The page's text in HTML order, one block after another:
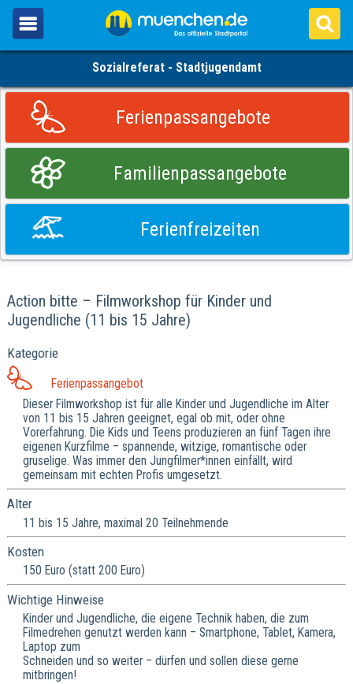
Sozialreferat - Stadtjugendamt
Ferienpassangebote
Familienpassangebote
Ferienfreizeiten
Action bitte – Filmworkshop für Kinder und
Jugendliche (11 bis 15 Jahre)
Kategorie
Ferienpassangebot
Dieser Filmworkshop ist für alle Kinder und Jugendliche im Alter
von 11 bis 15 Jahren geeignet, egal ob mit, oder ohne
Vorerfahrung. Die Kids und Teens produzieren an fünf Tagen ihre
eigenen Kurzfilme – spannende, witzige, romantische oder
gruselige. Was immer den Jungfilmer*innen einfällt, wird
gemeinsam mit echten Profis umgesetzt.
Alter
11 bis 15 Jahre, maximal 20 Teilnehmende
Kosten
150 Euro (statt 200 Euro)
Wichtige Hinweise
Kinder und Jugendliche, die eigene Technik haben, die zum
Filmedrehen genutzt werden kann – Smartphone, Tablet, Kamera,
Laptop zum
Schneiden und so weiter – dürfen und sollen diese gerne
mitbringen!